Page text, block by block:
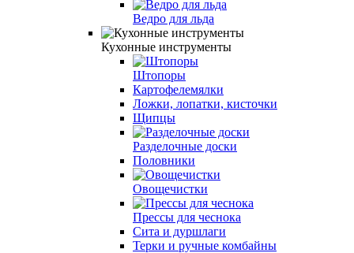
Ведро для льда
Кухонные инструменты
Штопоры
Картофелемялки
Ложки, лопатки, кисточки
Щипцы
Разделочные доски
Половники
Овощечистки
Прессы для чеснока
Сита и дуршлаги
Терки и ручные комбайны